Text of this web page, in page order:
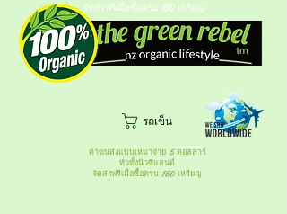
จัดส่งฟรีเมื่อซื้อครบ 150 เหรียญ
รถเข็น
ค่าขนส่งแบบเหมาจ่าย 5 ดอลลาร์
ทั่วทั้งนิวซีแลนด์
จัดส่งฟรีเมื่อซื้อครบ 150 เหรียญ